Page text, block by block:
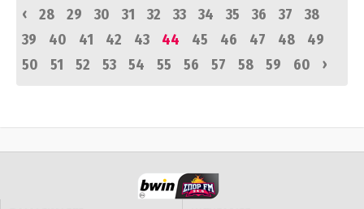
‹
28 29 30 31 32 33 34 35 36 37
38
39
40 41 42 43 44 45 46 47 48
49
50
51 52 53 54 55 56 57 58 59 60 ›